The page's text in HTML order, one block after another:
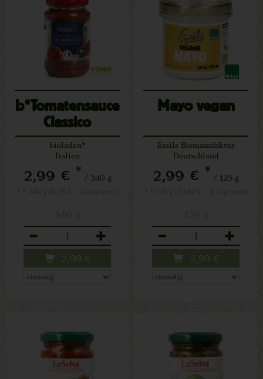
b*Tomatensauce
Classico
bioladen*
Italien
2,99 € * / 340 g
2,99 €
Mayo vegan
Emils Biomanufaktur
Deutschland
2,99 € * / 125 g
2,99 €